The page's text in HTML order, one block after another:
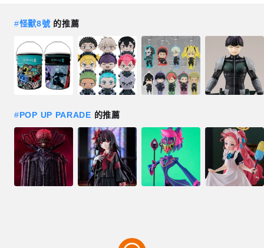
#怪獸8號 的推薦
#POP UP PARADE 的推薦